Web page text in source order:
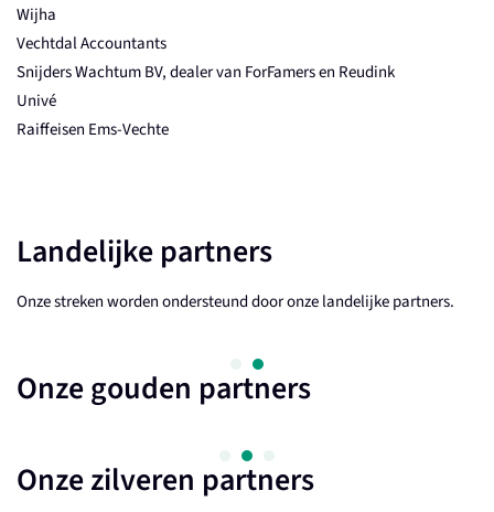
Wijha
Vechtdal Accountants
Snijders Wachtum BV, dealer van ForFamers en Reudink
Univé
Raiffeisen Ems-Vechte
Landelijke partners
Onze streken worden ondersteund door onze landelijke partners.
Onze gouden partners
Onze zilveren partners